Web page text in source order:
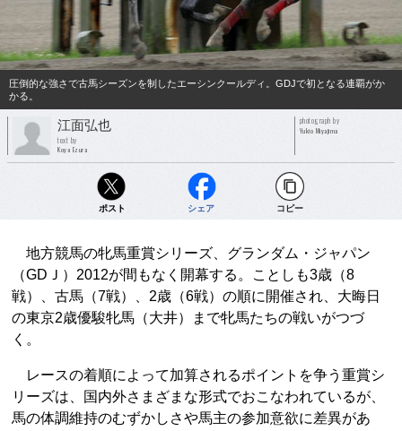
圧倒的な強さで古馬シーズンを制したエーシンクールディ。GDJで初となる連覇がか
かる。
江面弘也
text by
Koya Ezura
photograph by
Yukio Miyajima
ポスト シェア コピー
地方競馬の牝馬重賞シリーズ、グランダム・ジャパン
（GDＪ）2012が間もなく開幕する。ことしも3歳（8
戦）、古馬（7戦）、2歳（6戦）の順に開催され、大晦日
の東京2歳優駿牝馬（大井）まで牝馬たちの戦いがつづ
く。
レースの着順によって加算されるポイントを争う重賞シ
リーズは、国内外さまざまな形式でおこなわれているが、
馬の体調維持のむずかしさや馬主の参加意欲に差異があ